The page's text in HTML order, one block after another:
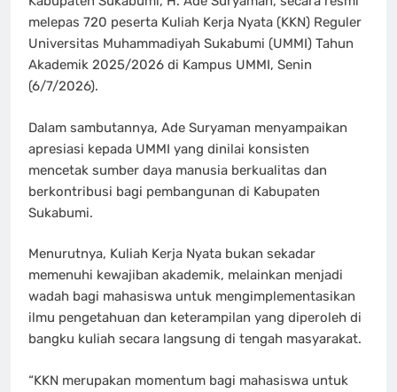
melepas 720 peserta Kuliah Kerja Nyata (KKN) Reguler
Universitas Muhammadiyah Sukabumi (UMMI) Tahun
Akademik 2025/2026 di Kampus UMMI, Senin
(6/7/2026).
Dalam sambutannya, Ade Suryaman menyampaikan
apresiasi kepada UMMI yang dinilai konsisten
mencetak sumber daya manusia berkualitas dan
berkontribusi bagi pembangunan di Kabupaten
Sukabumi.
Menurutnya, Kuliah Kerja Nyata bukan sekadar
memenuhi kewajiban akademik, melainkan menjadi
wadah bagi mahasiswa untuk mengimplementasikan
ilmu pengetahuan dan keterampilan yang diperoleh di
bangku kuliah secara langsung di tengah masyarakat.
“KKN merupakan momentum bagi mahasiswa untuk